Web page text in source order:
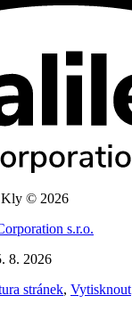
Kly © 2026
s.r.o.
8. 2026
stránek, Vytisknout